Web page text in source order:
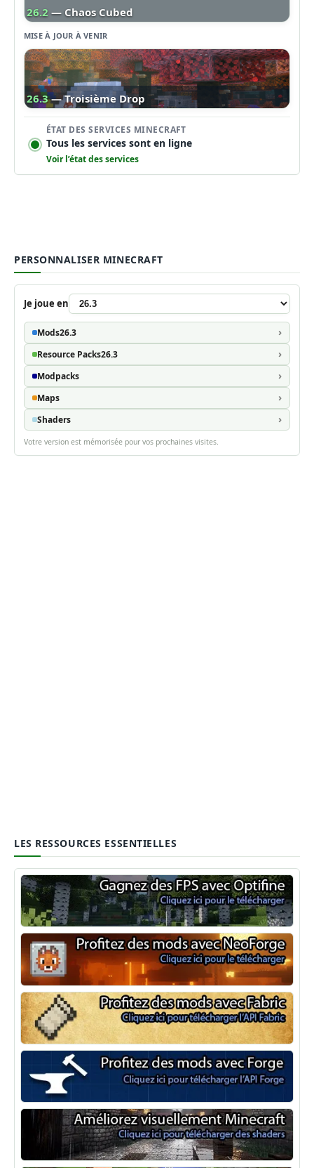
26.2 — Chaos Cubed
MISE À JOUR À VENIR
26.3 — Troisième Drop
ÉTAT DES SERVICES MINECRAFT
Tous les services sont en ligne
Voir l’état des services
PERSONNALISER MINECRAFT
Je joue en
Mods26.3
Resource Packs26.3
Modpacks
Maps
Shaders
Votre version est mémorisée pour vos prochaines visites.
LES RESSOURCES ESSENTIELLES
Optifine
NeoForge
Minecraft Fabric
Minecraft Forge
Shaders Minecraft